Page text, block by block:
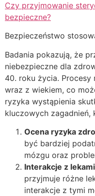
Czy przyjmowanie
bezpieczne?
Bezpieczeństwo
Badania pokazują, że
niebezpieczne dla
40. roku życia. Procesy
wraz z wiekiem, co
ryzyka wystąpienia
kluczowych
Ocena ryzyka
być bardziej
mózgu oraz
Interakcje z
przyjmuje różne
interakcje z tymi